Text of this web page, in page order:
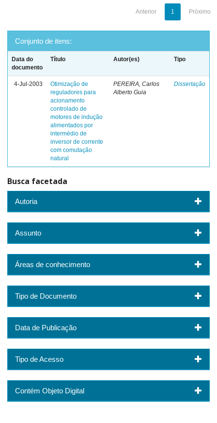
Anterior 1 Próximo
Conjunto de itens:
Data do
documento
Título Autor(es) Tipo
4-Jul-2003
Otimização de
reguladores para
acionamento
controlado de
motores de indução
alimentados por
intermédio de
inversor de corrente
com comutação
natural
PEREIRA, Carlos
Alberto Guia
Dissertação
Busca facetada
Autoria
Assunto
Áreas de conhecimento
Tipo de Documento
Data de Publicação
Tipo de Acesso
Contém Objeto Digital